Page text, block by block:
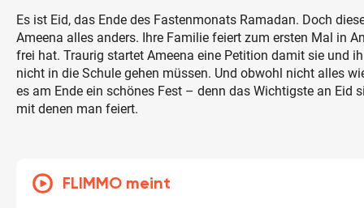
Es ist Eid, das Ende des Fastenmonats Ramadan. Doch
Ameena alles anders. Ihre Familie feiert zum ersten Mal in
frei hat. Traurig startet Ameena eine Petition damit sie und
nicht in die Schule gehen müssen. Und obwohl nicht alles
es am Ende ein schönes Fest – denn das Wichtigste an Eid
mit denen man feiert.
FLIMMO meint